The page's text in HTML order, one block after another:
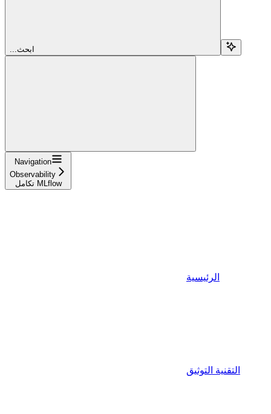
...ابحث
Navigation
Observability
تكامل MLflow
الرئيسية
التقنية التوثيق